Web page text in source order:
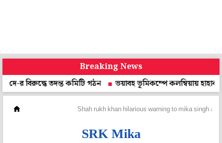
Breaking News
তদন্ত কমিটি গঠন
ভয়াবহ ভূমিকম্পে কলম্বিয়ায় হাহাকার,
Shah rukh khan hilarious warning to mika singh
SRK Mika